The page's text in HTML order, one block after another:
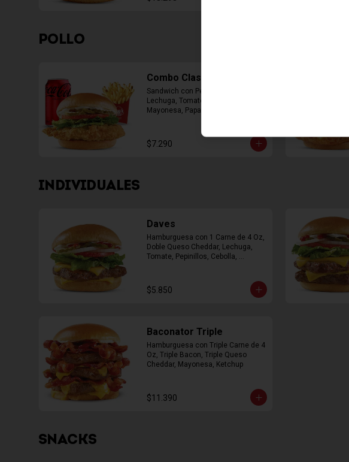
POLLO
Combo Classic Chicken
Sandwich con Pechuga Apanada,
Lechuga, Tomate, Pepinillos y
Mayonesa, Papas Fritas Mediana,
$7.290
INDIVIDUALES
Daves
Hamburguesa con 1 Carne de 4 Oz,
Doble Queso Cheddar, Lechuga,
Tomate, Pepinillos, Cebolla,
$5.850
Baconator Triple
Hamburguesa con Triple Carne de 4
Oz, Triple Bacon, Triple Queso
Cheddar, Mayonesa, Ketchup
$11.390
SNACKS